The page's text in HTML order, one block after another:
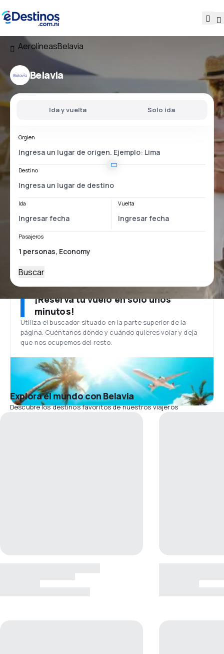
AerolíneasBelavia
Belavia
Ida y vuelta Solo ida
Orgien
Destino
Ida Vuelta
Pasajeros
Buscar
¡Reserva tu vuelo en solo unos
minutos!
Utiliza el buscador situado en la parte superior de la
página. Cuéntanos dónde y cuándo quieres volar y deja
que nos ocupemos del resto.
Explora el mundo con Belavia
Descubre los destinos favoritos de nuestros viajeros